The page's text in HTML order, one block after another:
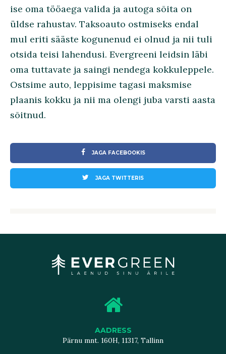
ise oma tööaega valida ja autoga sõita on
üldse rahustav. Taksoauto ostmiseks endal
mul eriti sääste kogunenud ei olnud ja nii tuli
otsida teisi lahendusi. Evergreeni leidsin läbi
oma tuttavate ja saingi nendega kokkuleppele.
Ostsime auto, leppisime tagasi maksmise
plaanis kokku ja nii ma olengi juba varsti aasta
sõitnud.
JAGA FACEBOOKIS
JAGA TWITTERIS
AADRESS
Pärnu mnt. 160H, 11317, Tallinn